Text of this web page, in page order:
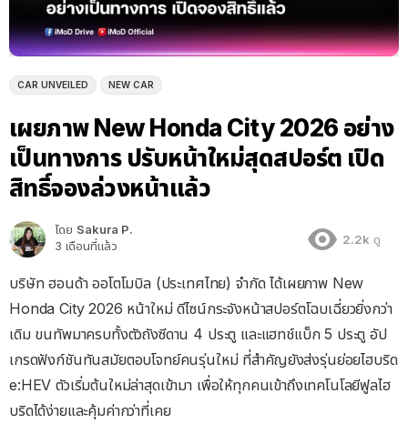
CAR UNVEILED NEW CAR
เผยภาพ New Honda City 2026 อย่าง
เป็นทางการ ปรับหน้าใหม่สุดสปอร์ต เปิด
สิทธิ์จองล่วงหน้าแล้ว
โดย Sakura P.
3 เดือนที่แล้ว
2.2k ดู
บริษัท ฮอนด้า ออโตโมบิล (ประเทศไทย) จำกัด ได้เผยภาพ New
Honda City 2026 หน้าใหม่ ดีไซน์กระจังหน้าสปอร์ตโฉบเฉี่ยวยิ่งกว่า
เดิม ขนทัพมาครบทั้งตัวถังซีดาน 4 ประตู และแฮทช์แบ็ก 5 ประตู อัป
เกรดฟังก์ชันทันสมัยตอบโจทย์คนรุ่นใหม่ ที่สำคัญยังส่งรุ่นย่อยไฮบริด
e:HEV ตัวเริ่มต้นใหม่ล่าสุดเข้ามา เพื่อให้ทุกคนเข้าถึงเทคโนโลยีฟูลไฮ
บริดได้ง่ายและคุ้มค่ากว่าที่เคย